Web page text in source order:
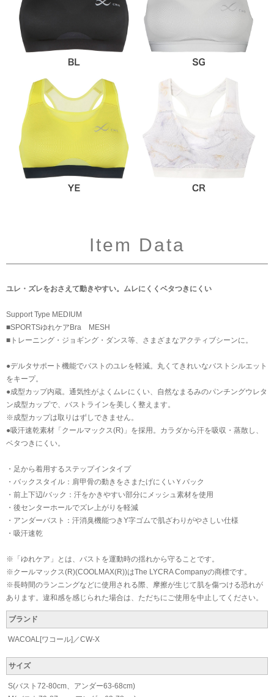
Item Data
ユレ・ズレをおさえて動きやすい。ムレにくくベタつきにくい
Support Type MEDIUM
■SPORTSゆれケアBra MESH
■トレーニング・ジョギング・ダンス等、さまざまなアクティブシーンに。
●デルタサポート機能でバストのユレを軽減。丸くてきれいなバストシルエット
をキープ。
●成型カップ内蔵。通気性がよくムレにくい、自然なまるみのパンチングウレタ
ン成型カップで、バストラインを美しく整えます。
※成型カップは取りはずしできません。
●吸汗速乾素材「クールマックス(R)」を採用。カラダから汗を吸収・蒸散し、
ベタつきにくい。
・足から着用するステップインタイプ
・バックスタイル：肩甲骨の動きをさまたげにくいＹバック
・前上下辺/バック：汗をかきやすい部分にメッシュ素材を使用
・後センターホールでズレ上がりを軽減
・アンダーバスト：汗消臭機能つきY字ゴムで肌ざわりがやさしい仕様
・吸汗速乾
※「ゆれケア」とは、バストを運動時の揺れから守ることです。
※クールマックス(R)(COOLMAX(R))はThe LYCRA Companyの商標です。
※長時間のランニングなどに使用される際、摩擦が生じて肌を傷つける恐れが
あります。違和感を感じられた場合は、ただちにご使用を中止してください。
ブランド
WACOAL[ワコール]／CW-X
サイズ
S(バスト72-80cm、アンダー63-68cm)